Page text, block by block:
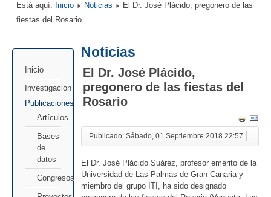
Está aquí: Inicio Noticias
El Dr. José Plácido, pregonero de las
fiestas del Rosario
Inicio
Investigación
Publicaciones
Artículos
Bases
de
datos
Congresos
Noticias
El Dr. José Plácido,
pregonero de las fiestas del
Rosario
Publicado: Sábado, 01 Septiembre 2018 22:57
El Dr. José Plácido Suárez, profesor emérito de la
Universidad de Las Palmas de Gran Canaria y
miembro del grupo ITI, ha sido designado